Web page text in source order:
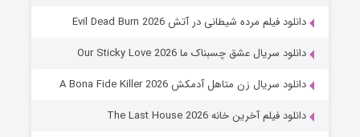
عملیات آپارتمان
قسمت۲ (زیرنویس) منتشر شد
دانلود فیلم مرده شیطانی در آتش Evil Dead Burn 2026
دانلود سریال عشق چسبناک ما Our Sticky Love 2026
دانلود سریال زن متاهل آدمکش A Bona Fide Killer 2026
دانلود فیلم آخرین خانه The Last House 2026